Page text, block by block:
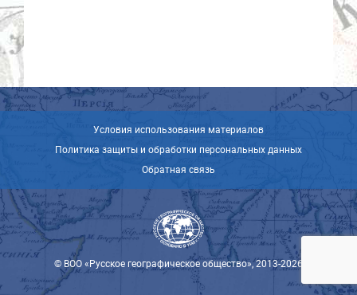
Условия использования материалов
Политика защиты и обработки персональных данных
Обратная связь
© ВОО «Русское географическое общество», 2013-2026